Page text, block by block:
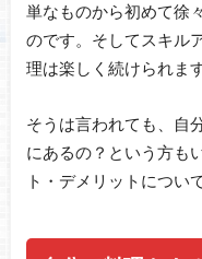
単なものから初めて徐
のです。そしてスキル
理は楽しく続けられます
そうは言われても、自
にあるの？という方も
ト・デメリットについ